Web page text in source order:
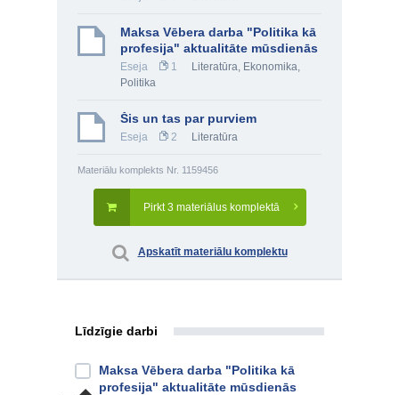
Maksa Vēbera darba "Politika kā
profesija" aktualitāte mūsdienās
Eseja 1 Literatūra, Ekonomika,
Politika
Šis un tas par purviem
Eseja 2 Literatūra
Materiālu komplekts Nr. 1159456
Pirkt 3 materiālus komplektā
Apskatīt materiālu komplektu
Līdzīgie darbi
Maksa Vēbera darba "Politika kā
profesija" aktualitāte mūsdienās